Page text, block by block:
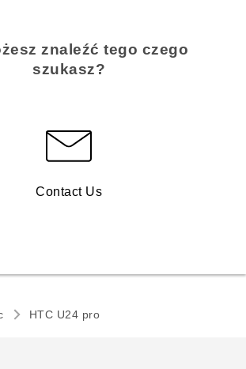
znaleźć tego czego
szukasz?
Contact Us
HTC U24 pro‎